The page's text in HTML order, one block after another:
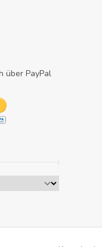
über PayPal